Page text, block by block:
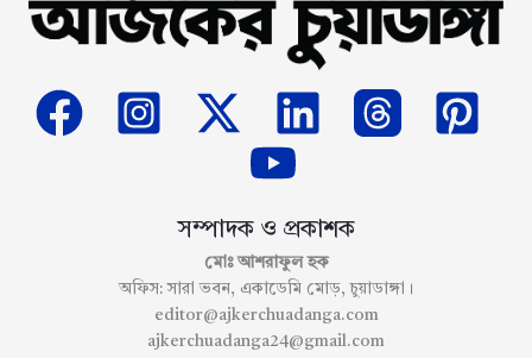
সম্পাদক ও প্রকাশক
মোঃ আশরাফুল হক
অফিস: সারা ভবন, একাডেমি মোড়, চুয়াডাঙ্গা।
editor@ajkerchuadanga.com
ajkerchuadanga24@gmail.com